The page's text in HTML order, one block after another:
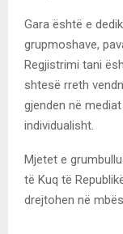
Gara është e
grupmoshave,
Regjistrimi tani
shtesë rreth
gjenden në
individualisht.
Mjetet e
të Kuq të
drejtohen në